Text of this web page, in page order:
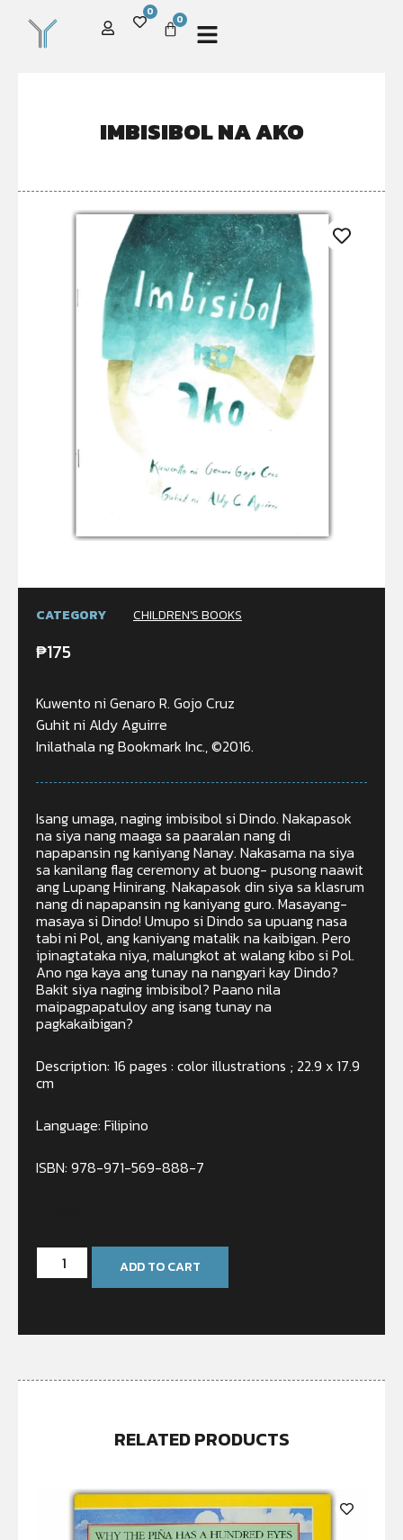
0
0
IMBISIBOL NA AKO
CATEGORY CHILDREN'S BOOKS
₱175
Kuwento ni Genaro R. Gojo Cruz
Guhit ni Aldy Aguirre
Inilathala ng Bookmark Inc., ©2016.
Isang umaga, naging imbisibol si Dindo. Nakapasok
na siya nang maaga sa paaralan nang di
napapansin ng kaniyang Nanay. Nakasama na siya
sa kanilang flag ceremony at buong- pusong naawit
ang Lupang Hinirang. Nakapasok din siya sa klasrum
nang di napapansin ng kaniyang guro. Masayang-
masaya si Dindo! Umupo si Dindo sa upuang nasa
tabi ni Pol, ang kaniyang matalik na kaibigan. Pero
ipinagtataka niya, malungkot at walang kibo si Pol.
Ano nga kaya ang tunay na nangyari kay Dindo?
Bakit siya naging imbisibol? Paano nila
maipagpapatuloy ang isang tunay na
pagkakaibigan?
Description: 16 pages : color illustrations ; 22.9 x 17.9
cm
Language: Filipino
ISBN: 978-971-569-888-7
ADD TO CART
RELATED PRODUCTS